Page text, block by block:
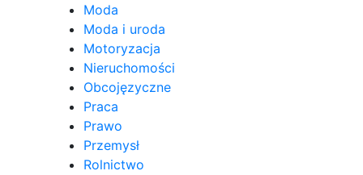
Moda
Moda i uroda
Motoryzacja
Nieruchomości
Obcojęzyczne
Praca
Prawo
Przemysł
Rolnictwo